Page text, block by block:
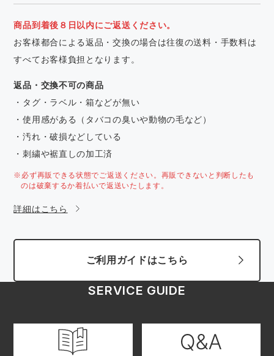
商品到着後８日以内にご返送ください。
お客様都合による返品・交換の場合は往復の送料・手数料は
すべてお客様負担となります。
返品・交換不可の商品
・タグ・ラベル・箱などが無い
・使用感がある（タバコの臭いや動物の毛など）
・汚れ・破損などしている
・刺繍や裾直しの加工済
※必ず再販できる状態でご返送ください。再販できないと判断したも
のは破棄するか着払いで返送いたします。
詳細はこちら
ご利用ガイドはこちら
SERVICE GUIDE